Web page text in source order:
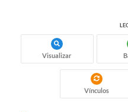
Visualizar
Vínculos